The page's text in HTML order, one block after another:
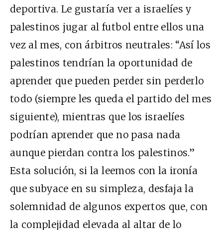
deportiva. Le gustaría ver a israelíes y
palestinos jugar al futbol entre ellos una
vez al mes, con árbitros neutrales: “Así los
palestinos tendrían la oportunidad de
aprender que pueden perder sin perderlo
todo (siempre les queda el partido del mes
siguiente), mientras que los israelíes
podrían aprender que no pasa nada
aunque pierdan contra los palestinos.”
Esta solución, si la leemos con la ironía
que subyace en su simpleza, desfaja la
solemnidad de algunos expertos que, con
la complejidad elevada al altar de lo